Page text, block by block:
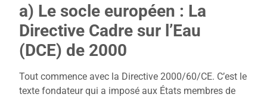
a) Le socle européen : La
Directive Cadre sur l’Eau
(DCE) de 2000
Tout commence avec la Directive 2000/60/CE. C’est le
texte fondateur qui a imposé aux États membres de